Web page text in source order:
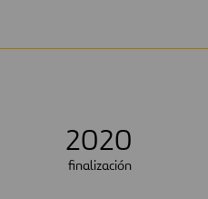
2020
finalización